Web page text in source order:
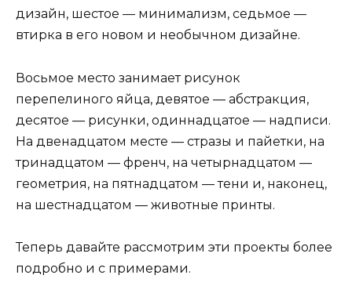
дизайн, шестое — минимализм, седьмое —
втирка в его новом и необычном дизайне.
Восьмое место занимает рисунок
перепелиного яйца, девятое — абстракция,
десятое — рисунки, одиннадцатое — надписи.
На двенадцатом месте — стразы и пайетки, на
тринадцатом — френч, на четырнадцатом —
геометрия, на пятнадцатом — тени и, наконец,
на шестнадцатом — животные принты.
Теперь давайте рассмотрим эти проекты более
подробно и с примерами.